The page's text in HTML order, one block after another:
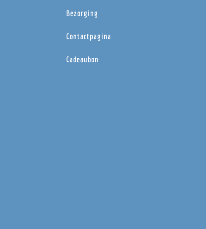
Bezorging
Contactpagina
Cadeaubon